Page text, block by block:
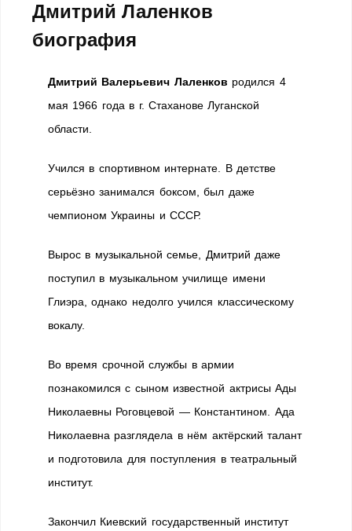
Дмитрий Лаленков
биография
Дмитрий Валерьевич Лаленков родился 4
мая 1966 года в г. Стаханове Луганской
области.
Учился в спортивном интернате. В детстве
серьёзно занимался боксом, был даже
чемпионом Украины и СССР.
Вырос в музыкальной семье, Дмитрий даже
поступил в музыкальном училище имени
Глиэра, однако недолго учился классическому
вокалу.
Во время срочной службы в армии
познакомился с сыном известной актрисы Ады
Николаевны Роговцевой — Константином. Ада
Николаевна разглядела в нём актёрский талант
и подготовила для поступления в театральный
институт.
Закончил Киевский государственный институт